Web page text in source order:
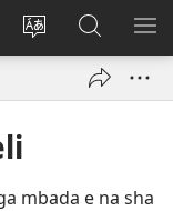
Hoolola
Tula
mo
yomeholeko
epandja
Konga
o-
JW.ORG
mbada e na sha